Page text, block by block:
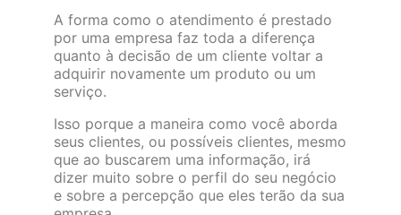
A forma como o atendimento é prestado
por uma empresa faz toda a diferença
quanto à decisão de um cliente voltar a
adquirir novamente um produto ou um
serviço.
Isso porque a maneira como você aborda
seus clientes, ou possíveis clientes, mesmo
que ao buscarem uma informação, irá
dizer muito sobre o perfil do seu negócio
e sobre a percepção que eles terão da sua